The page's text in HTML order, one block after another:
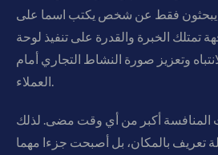
يبحثون فقط عن شخص يكتب اسما على
تمتلك الخبرة والقدرة على تنفيذ لوحة
وتعزيز صورة النشاط التجاري أمام
العملاء.
المنافسة أكبر من أي وقت مضى. لذلك
تعريف بالمكان، بل أصبحت جزءا مهما